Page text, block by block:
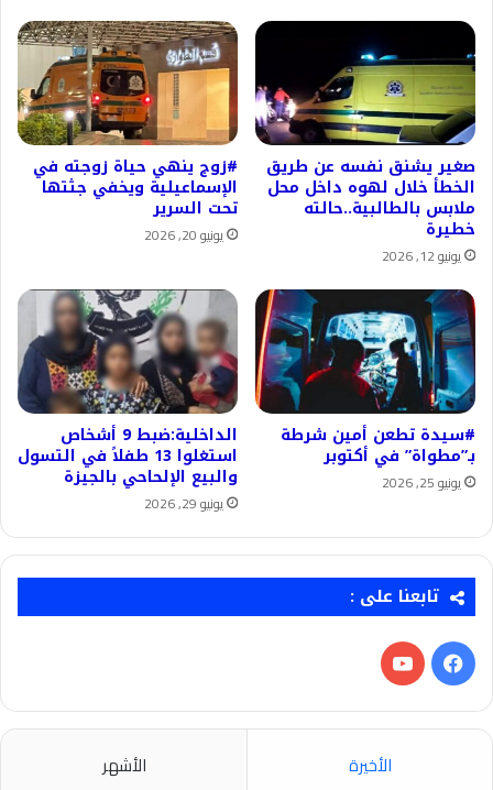
صغير يشنق نفسه عن طريق
الخطأ خلال لهوه داخل محل
ملابس بالطالبية..حالته
خطيرة
يونيو 12, 2026
#زوج ينهي حياة زوجته في
الإسماعيلية ويخفي جثتها
تحت السرير
يونيو 20, 2026
#سيدة تطعن أمين شرطة
بـ”مطواة” في أكتوبر
يونيو 25, 2026
الداخلية:ضبط 9 أشخاص
استغلوا 13 طفلاً في التسول
والبيع الإلحاحي بالجيزة
يونيو 29, 2026
تابعنا على :
فيسبوك‫YouTube
الأخيرة الأشهر